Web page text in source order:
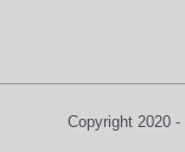
Copyright 2020 -